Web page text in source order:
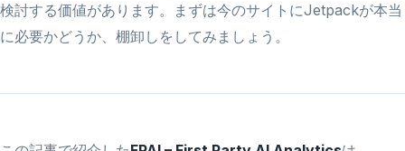
検討する価値があります。まずは今のサイトにJetpackが本当
に必要かどうか、棚卸しをしてみましょう。